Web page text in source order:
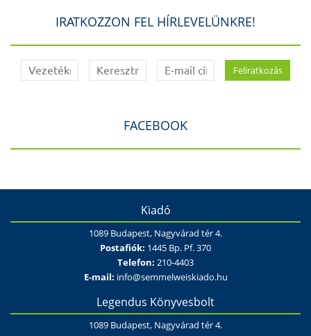
IRATKOZZON FEL HÍRLEVELÜNKRE!
FACEBOOK
Kiadó
1089 Budapest, Nagyvárad tér 4.
Postafiók: 1445 Bp. Pf. 370
Telefon: 210-4403
E-mail: info@semmelweiskiado.hu
Legendus Könyvesbolt
1089 Budapest, Nagyvárad tér 4.